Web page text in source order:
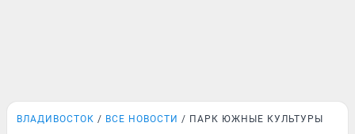
ВЛАДИВОСТОК ВСЕ НОВОСТИ ПАРК ЮЖНЫЕ КУЛЬТУРЫ